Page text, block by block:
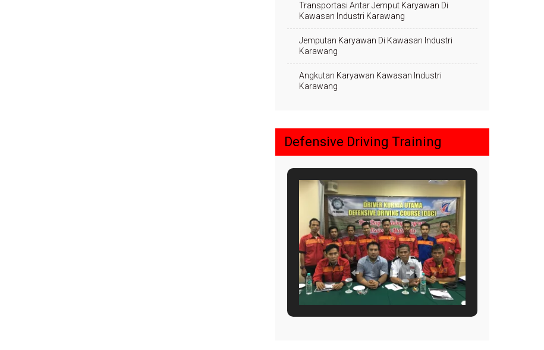
Transportasi Antar Jemput Karyawan Di
Kawasan Industri Karawang
Jemputan Karyawan Di Kawasan Industri
Karawang
Angkutan Karyawan Kawasan Industri
Karawang
Defensive Driving Training